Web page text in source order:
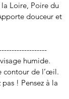
Loire, Poire du
douceur et
contour de l’œil.
! Pensez à la